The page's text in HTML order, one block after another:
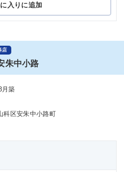
入りに追加
店
朱中小路
月築
科区安朱中小路町